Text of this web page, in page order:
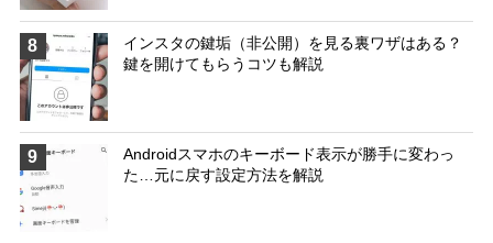
8
インスタの鍵垢（非公開）を見る裏ワザはある？
鍵を開けてもらうコツも解説
9
Androidスマホのキーボード表示が勝手に変わっ
た…元に戻す設定方法を解説